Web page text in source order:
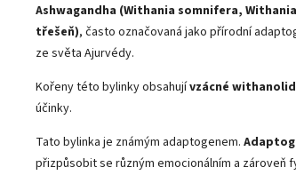
Ashwagandha (Withania somnifera,
třešeň), často označovaná jako přírodní
ze světa Ajurvédy.
Kořeny této bylinky obsahujívzácné
účinky.
Tato bylinka je známým adaptogenem.
přizpůsobit se různým emocionálním a zároveň